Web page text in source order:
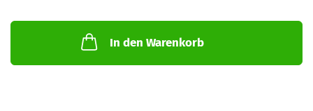
In den Warenkorb